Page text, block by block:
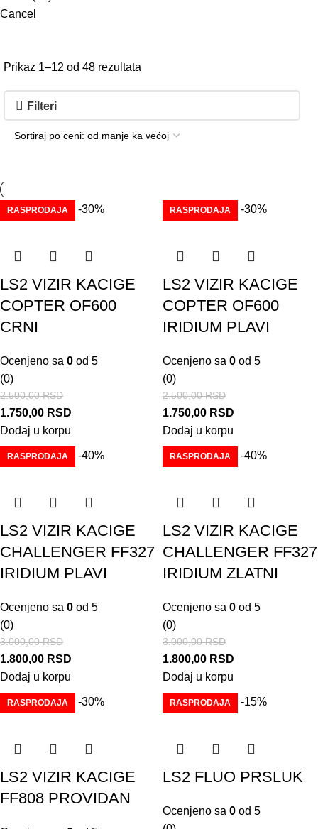
Cancel
Prikaz 1–12 od 48 rezultata
Filteri
RASPRODAJA -30%
LS2 VIZIR KACIGE
COPTER OF600
CRNI
Ocenjeno sa 0 od 5
(0)
2.500,00RSD
1.750,00 RSD
Dodaj u korpu
RASPRODAJA -30%
LS2 VIZIR KACIGE
COPTER OF600
IRIDIUM PLAVI
Ocenjeno sa 0 od 5
(0)
2.500,00RSD
1.750,00 RSD
Dodaj u korpu
RASPRODAJA -40%
LS2 VIZIR KACIGE
CHALLENGER FF327
IRIDIUM PLAVI
Ocenjeno sa 0 od 5
(0)
3.000,00RSD
1.800,00 RSD
Dodaj u korpu
RASPRODAJA -40%
LS2 VIZIR KACIGE
CHALLENGER FF327
IRIDIUM ZLATNI
Ocenjeno sa 0 od 5
(0)
3.000,00RSD
1.800,00 RSD
Dodaj u korpu
RASPRODAJA -30%
LS2 VIZIR KACIGE
FF808 PROVIDAN
RASPRODAJA -15%
LS2 FLUO PRSLUK
Ocenjeno sa 0 od 5